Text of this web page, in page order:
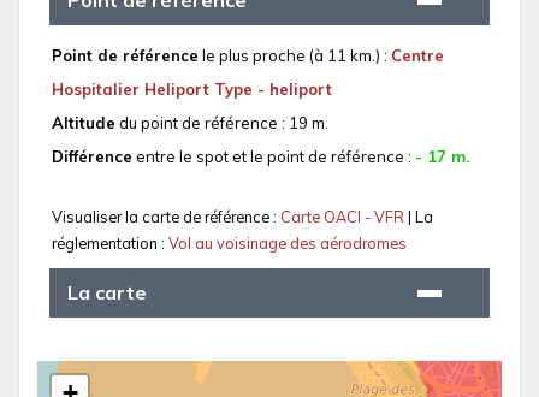
Point de référence le plus proche (à 11 km.) : Centre
Hospitalier Heliport Type - heliport
Altitude du point de référence : 19 m.
Différence entre le spot et le point de référence : - 17 m.
Visualiser la carte de référence : Carte OACI - VFR| La
réglementation : Vol au voisinage des aérodromes
La carte